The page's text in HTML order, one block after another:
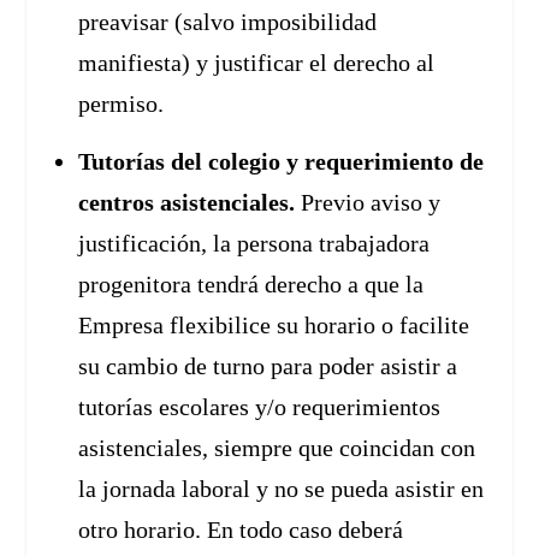
preavisar (salvo imposibilidad
manifiesta) y justificar el derecho al
permiso.
Tutorías del colegio y requerimiento de
centros asistenciales. Previo aviso y
justificación, la persona trabajadora
progenitora tendrá derecho a que la
Empresa flexibilice su horario o facilite
su cambio de turno para poder asistir a
tutorías escolares y/o requerimientos
asistenciales, siempre que coincidan con
la jornada laboral y no se pueda asistir en
otro horario. En todo caso deberá